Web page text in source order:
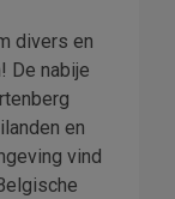
divers en
De nabije
en
vind